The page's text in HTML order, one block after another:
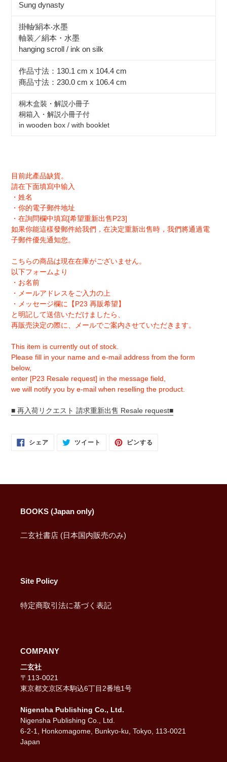
Sung dynasty
掛軸∕絹本‧水墨
軸装／絹本・水墨
hanging scroll / ink on silk
作品寸法：130.1 cm x 104.4 cm
商品寸法：230.0 cm x 106.4 cm
桐木盒裝・解説小冊子
桐箱入・解説小冊子付
in wooden box / with booklet
目前此產品缺貨。
請在下面填寫中输入
・姓名
・你的電子郵件地址
・在詢問欄中填寫[希望重新出售P23]
如果你能這樣發郵件給我們，在决定重新出售時，我們將通過電
子郵件優先通知您。
こちらの商品は現在在庫がございません。
以下フォームより
・お名前
・メールアドレスをご入力の上
・メッセージ欄に【P23 再販希望】
と明記して送信いただけましたら、
再販売決定の際に、メールでご案内させていただきます。
This item is currently out of stock.
Please fill in your name and e-mail address from the form
below,
enter [P23 Resale request] in the message field,
we will notify you by e-mail when reselling the product.
■ 再入荷リクエスト 請求重新出售 Resale request■
シェアFACEBOOKツイート
TWITTERピンする
BOOKS (Japan only)
二玄社書店 (日本国内販売のみ)
Site Policy
特定商取引法に基づく表記
COMPANY
二玄社
〒113-0021
東京都文京区本駒込6丁目2番地1号
Nigensha Publishing Co., Ltd.
Nigensha Publishing Co., Ltd.
6-2-1, Honkomagome, Bunkyo-ku, Tokyo, 113-0021
Japan